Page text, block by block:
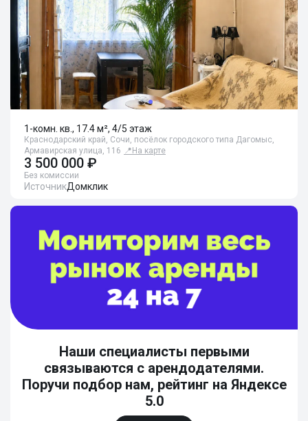
1-комн. кв., 17.4 м², 4/5 этаж
Краснодарский край, Сочи, посёлок городского типа Дагомыс,
Армавирская улица, 116 📍 На карте
3 500 000 ₽
Без комиссии
ИсточникДомклик
Наши специалисты первыми
связываются с арендодателями.
Поручи подбор нам, рейтинг на Яндексе
5.0